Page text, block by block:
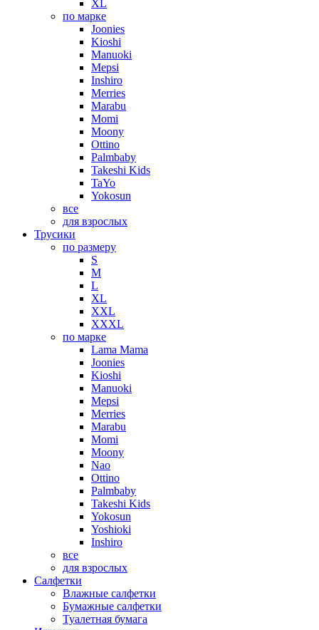
XL
по марке
Joonies
Kioshi
Manuoki
Mepsi
Inshiro
Merries
Marabu
Momi
Moony
Ottino
Palmbaby
Takeshi Kids
TaYo
Yokosun
все
для взрослых
Трусики
по размеру
S
M
L
XL
XXL
XXXL
по марке
Lama Mama
Joonies
Kioshi
Manuoki
Mepsi
Merries
Marabu
Momi
Moony
Nao
Ottino
Palmbaby
Takeshi Kids
Yokosun
Yoshioki
Inshiro
все
для взрослых
Салфетки
Влажные салфетки
Бумажные салфетки
Туалетная бумага